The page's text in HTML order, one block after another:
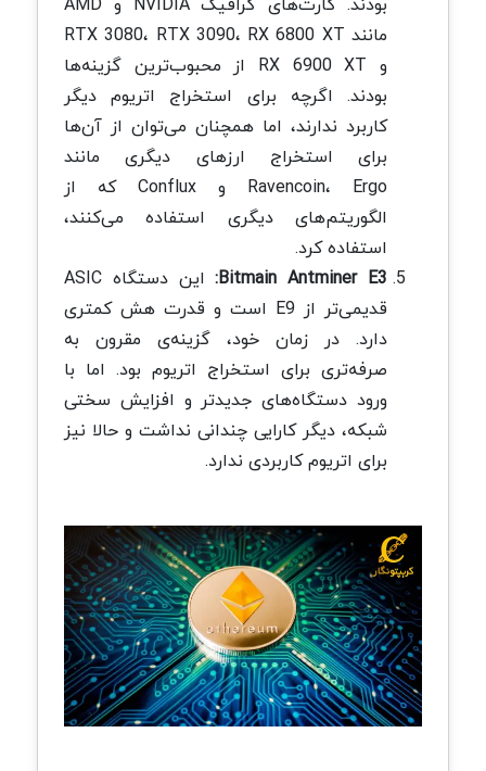
مانند RTX 3080، RTX 3090، RX 6800 XT
و RX 6900 XT از محبوب‌ترین گزینه‌ها
بودند. اگرچه برای استخراج اتریوم دیگر
کاربرد ندارند، اما همچنان می‌توان از آن‌ها
برای استخراج ارزهای دیگری مانند
Ravencoin، Ergo و Conflux که از
الگوریتم‌های دیگری استفاده می‌کنند،
استفاده کرد.
Bitmain Antminer E3:
این دستگاه ASIC
قدیمی‌تر از E9 است و قدرت هش کمتری
دارد. در زمان خود، گزینه‌ی مقرون به
صرفه‌تری برای استخراج اتریوم بود. اما با
ورود دستگاه‌های جدیدتر و افزایش سختی
شبکه، دیگر کارایی چندانی نداشت و حالا نیز
برای اتریوم کاربردی ندارد.